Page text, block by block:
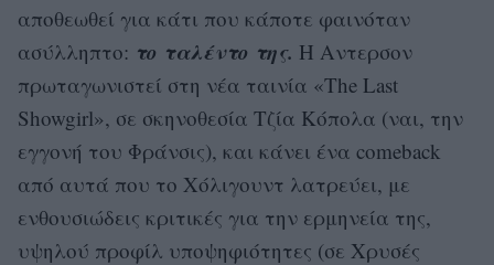
αποθεωθεί για κάτι που κάποτε φαινόταν
ασύλληπτο: το ταλέντο της. Η Αντερσον
πρωταγωνιστεί στη νέα ταινία «The Last
Showgirl», σε σκηνοθεσία Τζία Κόπολα (ναι, την
εγγονή του Φράνσις), και κάνει ένα comeback
από αυτά που το Χόλιγουντ λατρεύει, με
ενθουσιώδεις κριτικές για την ερμηνεία της,
υψηλού προφίλ υποψηφιότητες (σε Χρυσές